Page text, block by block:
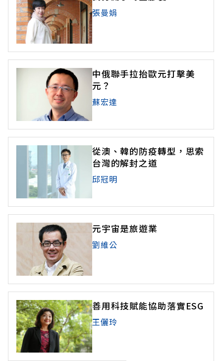
張曼娟
中俄聯手拉抬歐元打擊美
元？
蘇宏達
從澳、韓的防疫轉型，思索
台灣的解封之道
邱冠明
元宇宙是旅遊業
劉維公
善用科技賦能協助落實ESG
王儷玲